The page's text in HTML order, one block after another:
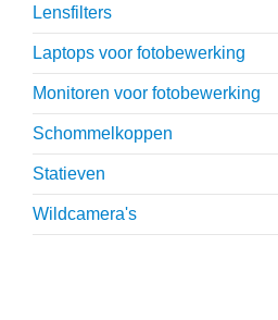
Lensfilters
Laptops voor fotobewerking
Monitoren voor fotobewerking
Schommelkoppen
Statieven
Wildcamera's